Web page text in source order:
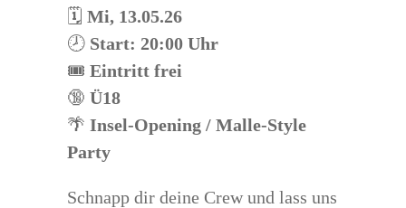
🗓️ Mi, 13.05.26
🕗 Start: 20:00 Uhr
🎟️ Eintritt frei
🔞 Ü18
🌴 Insel-Opening / Malle-Style
Party
Schnapp dir deine Crew und lass uns